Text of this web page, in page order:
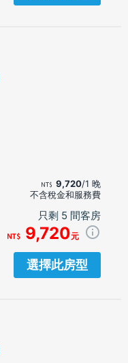
9,720/1 晚
不含稅金和服務費
只剩 5 間客房
9,720元
選擇此房型